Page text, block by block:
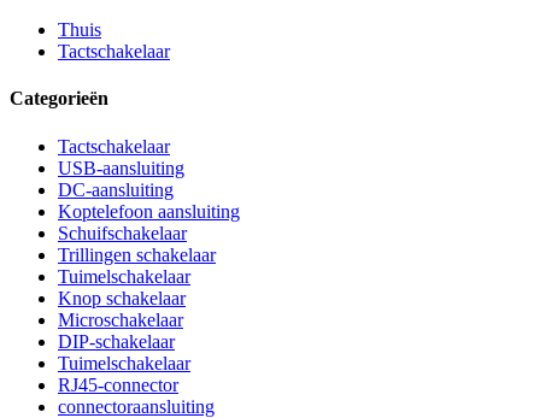
Thuis
Tactschakelaar
Categorieën
Tactschakelaar
USB-aansluiting
DC-aansluiting
Koptelefoon aansluiting
Schuifschakelaar
Trillingen schakelaar
Tuimelschakelaar
Knop schakelaar
Microschakelaar
DIP-schakelaar
Tuimelschakelaar
RJ45-connector
connectoraansluiting